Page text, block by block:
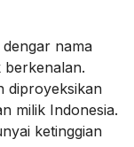
nama
berkenalan.
diproyeksikan
milik Indonesia.
ketinggian